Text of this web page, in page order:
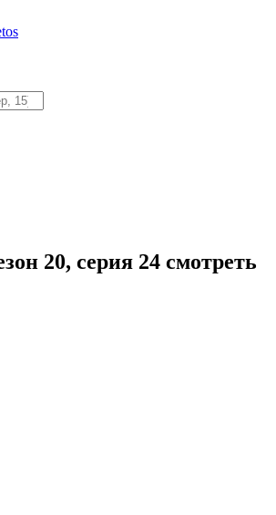
20, серия 24 смотреть